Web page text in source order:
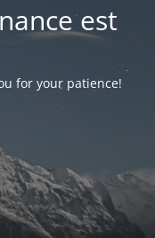
est
for your patience!